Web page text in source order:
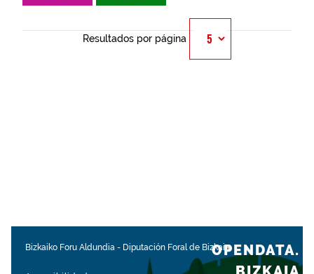
Resultados por página
Bizkaiko Foru Aldundia - Diputación Foral de BizkaiaOPENDATA.